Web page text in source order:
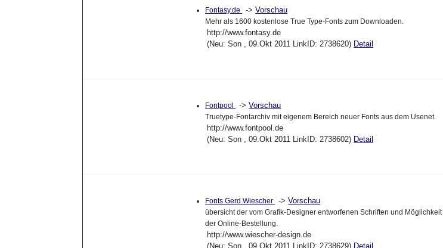
Fontasy.de ->Vorschau
Mehr als 1600 kostenlose True Type-Fonts zum Downloaden.
http://www.fontasy.de
(Neu: Son , 09.Okt 2011 LinkID: 2738620) Detail
Fontpool ->Vorschau
Truetype-Fontarchiv mit eigenem Bereich neuer Fonts aus dem Usenet.
http://www.fontpool.de
(Neu: Son , 09.Okt 2011 LinkID: 2738602) Detail
Fonts Gerd Wiescher ->Vorschau
übersicht der vom Grafik-Designer entworfenen Schriften und Möglichkeit
der Online-Bestellung.
http://www.wiescher-design.de
(Neu: Son , 09.Okt 2011 LinkID: 2738629) Detail